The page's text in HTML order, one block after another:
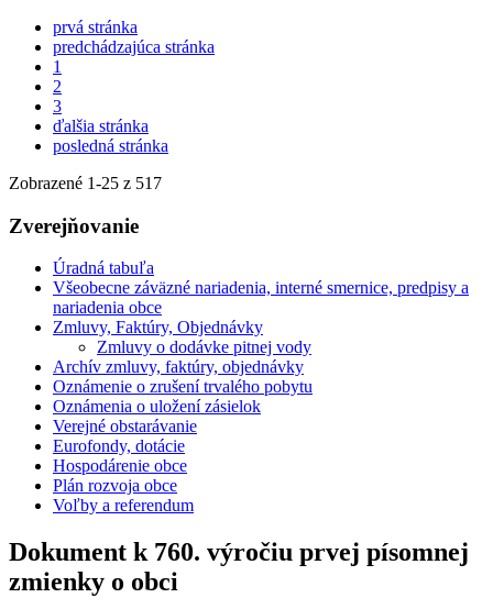
prvá stránka
predchádzajúca stránka
1
2
3
ďalšia stránka
posledná stránka
Zobrazené 1-25 z 517
Zverejňovanie
Úradná tabuľa
Všeobecne záväzné nariadenia, interné smernice, predpisy a
nariadenia obce
Zmluvy, Faktúry, Objednávky
Zmluvy o dodávke pitnej vody
Archív zmluvy, faktúry, objednávky
Oznámenie o zrušení trvalého pobytu
Oznámenia o uložení zásielok
Verejné obstarávanie
Eurofondy, dotácie
Hospodárenie obce
Plán rozvoja obce
Voľby a referendum
Dokument k 760. výročiu prvej písomnej
zmienky o obci